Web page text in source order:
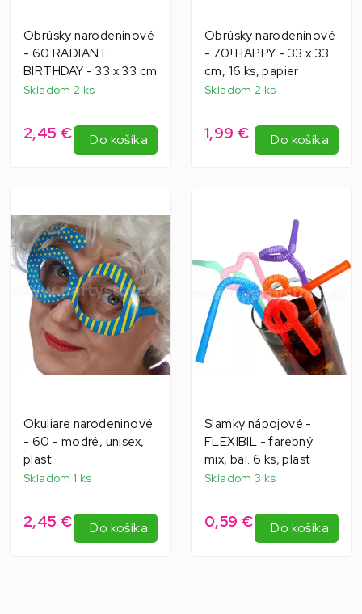
Obrúsky narodeninové
- 60 RADIANT
BIRTHDAY - 33 x 33 cm
Skladom 2 ks
2,45 € Do košíka
Obrúsky narodeninové
- 70! HAPPY - 33 x 33
cm, 16 ks, papier
Skladom 2 ks
1,99 € Do košíka
Okuliare narodeninové
- 60 - modré, unisex,
plast
Skladom 1 ks
2,45 € Do košíka
Slamky nápojové -
FLEXIBIL - farebný
mix, bal. 6 ks, plast
Skladom 3 ks
0,59 € Do košíka